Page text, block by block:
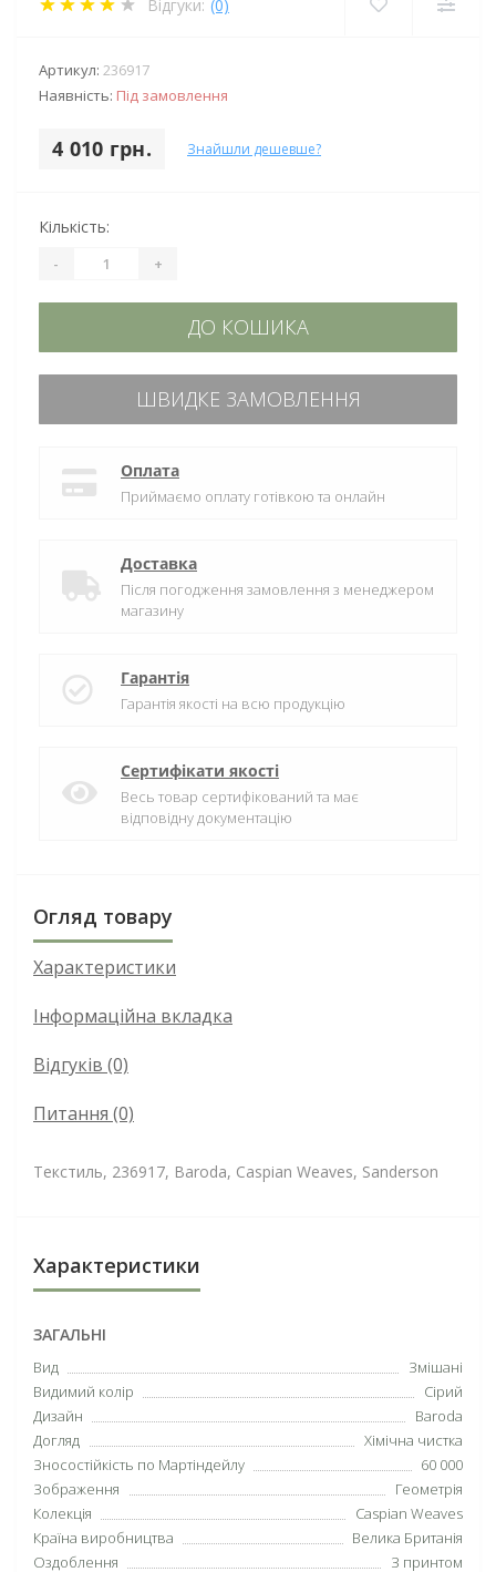
Відгуки: (0)
Артикул: 236917
Наявність: Під замовлення
4 010 грн. Знайшли дешевше?
Кількість:
- +
ДО КОШИКА
ШВИДКЕ ЗАМОВЛЕННЯ
Оплата
Приймаємо оплату готівкою та онлайн
Доставка
Після погодження замовлення з менеджером
магазину
Гарантія
Гарантія якості на всю продукцію
Сертифікати якості
Весь товар сертифікований та має
відповідну документацію
Огляд товару
Характеристики
Інформаційна вкладка
Відгуків (0)
Питання (0)
Текстиль, 236917, Baroda, Caspian Weaves, Sanderson
Характеристики
ЗАГАЛЬНІ
Вид
Змішані
Видимий колір
Сірий
Дизайн
Baroda
Догляд
Хімічна чистка
Зносостійкість по Мартіндейлу
60 000
Зображення
Геометрія
Колекція
Caspian Weaves
Країна виробництва
Велика Британія
Оздоблення
З принтом